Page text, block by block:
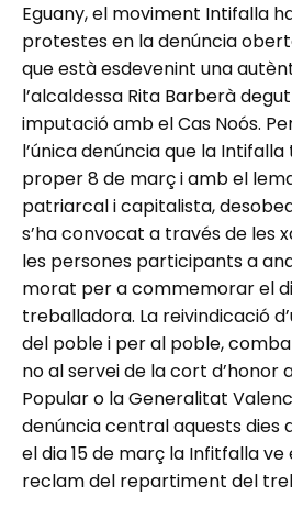
Eguany, el moviment Intifalla
protestes en la denúncia
que està esdevenint una
l’alcaldessa Rita Barberà
imputació amb el Cas Noós.
l’única denúncia que la
proper 8 de març i amb el
patriarcal i capitalista,
s’ha convocat a través de les
les persones participants a
morat per a commemorar el
treballadora. La reivindicació
del poble i per al poble,
no al servei de la cort d’honor
Popular o la Generalitat
denúncia central aquests dies
el dia 15 de març la Infitfalla
reclam del repartiment del